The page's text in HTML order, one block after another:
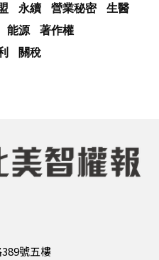
永續 營業秘密
生醫
能源
著作權
關稅
號五樓